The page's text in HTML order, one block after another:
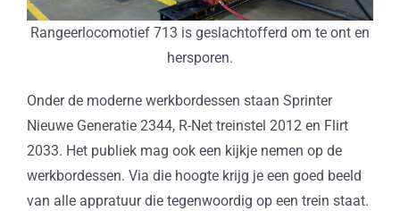
Rangeerlocomotief 713 is geslachtofferd om te ont en
hersporen.
Onder de moderne werkbordessen staan Sprinter
Nieuwe Generatie 2344, R-Net treinstel 2012 en Flirt
2033. Het publiek mag ook een kijkje nemen op de
werkbordessen. Via die hoogte krijg je een goed beeld
van alle appratuur die tegenwoordig op een trein staat.